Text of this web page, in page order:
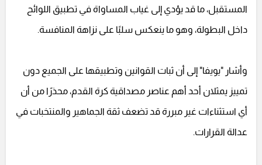
المستقبل، ما قد يؤدي إلى غياب المساواة في تطبيق اللوائح
داخل البطولة، وهو ما ينعكس سلبًا على نزاهة المنافسة.
وأشار "يويفا" إلى أن ثبات القوانين وتطبيقها على الجميع دون
تمييز يمثلان أحد أهم عناصر مصداقية كرة القدم، محذرًا من أن
أي استثناءات غير مبررة قد تضعف ثقة الجماهير والمنتخبات في
عدالة القرارات.